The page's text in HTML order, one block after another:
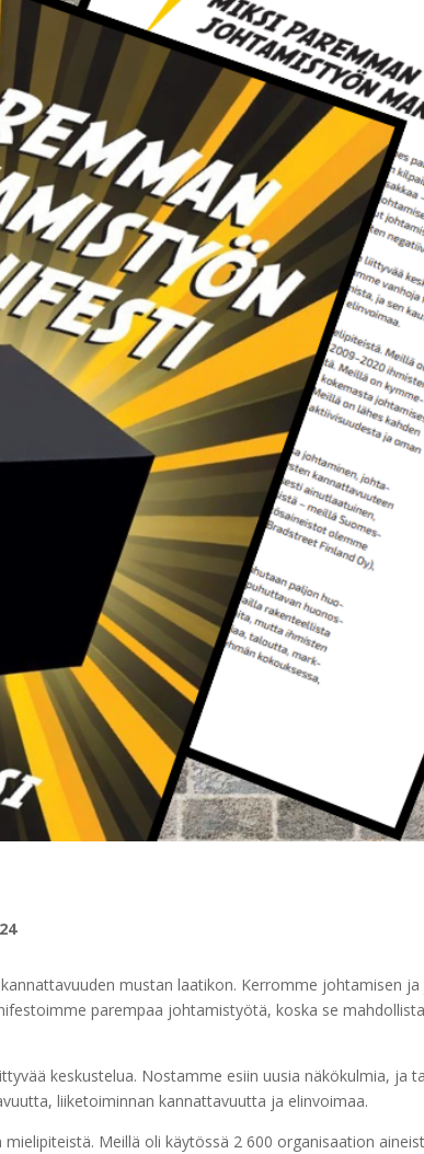
mustan laatikon. Kerromme johtamisen
parempaa johtamistyötä, koska se
keskustelua. Nostamme esiin uusia näkökulmia,
liiketoiminnan kannattavuutta ja elinvoimaa.
Meillä oli käytössä 2 600 organisaation